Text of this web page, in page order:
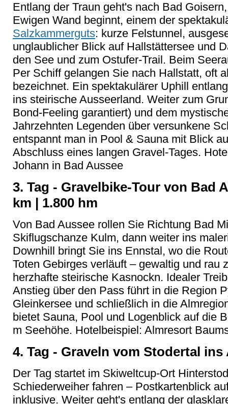
Entlang der Traun geht's nach Bad
Ewigen Wand beginnt, einem der
Salzkammerguts: kurze Felstunnel,
unglaublicher Blick auf Hallstättersee und
den See und zum Ostufer-Trail. Beim
Per Schiff gelangen Sie nach Hallstatt, oft
bezeichnet. Ein spektakulärer Uphill
ins steirische Ausseerland. Weiter zum
Bond-Feeling garantiert) und dem
Jahrzehnten Legenden über versunkene
entspannt man in Pool & Sauna mit Blick
Abschluss eines langen Gravel-Tages.
Johann in Bad Aussee
3. Tag - Gravelbike-Tour von Bad
km | 1.800 hm
Von Bad Aussee rollen Sie Richtung Bad
Skiflugschanze Kulm, dann weiter ins
Downhill bringt Sie ins Ennstal, wo die
Toten Gebirges verläuft – gewaltig und rau
herzhafte steirische Kasnockn. Idealer
Anstieg über den Pass führt in die Region
Gleinkersee und schließlich in die
bietet Sauna, Pool und Logenblick auf die
m Seehöhe. Hotelbeispiel: Almresort
4. Tag - Graveln vom Stodertal ins
Der Tag startet im Skiweltcup-Ort
Schiederweiher fahren – Postkartenblick
inklusive. Weiter geht's entlang der